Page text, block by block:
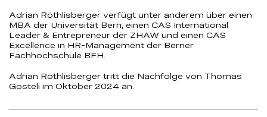
Adrian Röthlisberger verfügt unter anderem über einen
MBA der Universität Bern, einen CAS International
Leader & Entrepreneur der ZHAW und einen CAS
Excellence in HR-Management der Berner
Fachhochschule BFH.
Adrian Röthlisberger tritt die Nachfolge von Thomas
Gosteli im Oktober 2024 an.